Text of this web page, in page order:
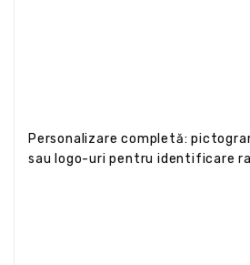
Personalizare completă:
sau logo-uri pentru identificare